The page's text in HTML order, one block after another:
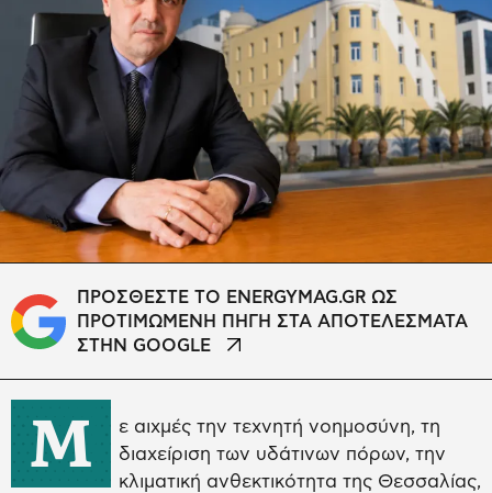
ΠΡΟΣΘΕΣΤΕ ΤΟ ENERGYMAG.GR ΩΣ
ΠΡΟΤΙΜΩΜΕΝΗ ΠΗΓΗ ΣΤΑ ΑΠΟΤΕΛΕΣΜΑΤΑ
ΣΤΗΝ GOOGLE
Μ
ε αιχμές την τεχνητή νοημοσύνη, τη
διαχείριση των υδάτινων πόρων, την
κλιματική ανθεκτικότητα της Θεσσαλίας,